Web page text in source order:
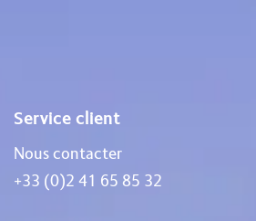
Service client
Nous contacter
+33 (0)2 41 65 85 32